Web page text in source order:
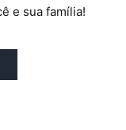
e sua família!